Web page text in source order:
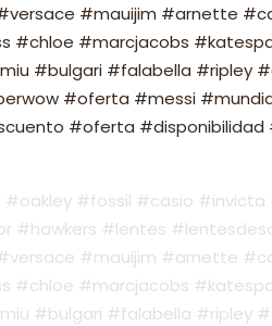
#mauijim #arnette
#chloe #marcjacobs
#bulgari #falabella #ripley
#oferta #messi
#oferta
#fossil #casio
#hawkers #lentes
#mauijim #arnette
#chloe #marcjacobs
#bulgari #falabella #ripley